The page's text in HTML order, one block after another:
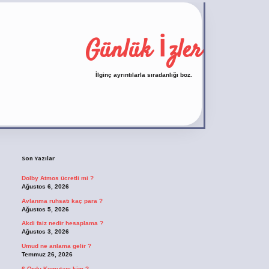
Günlük İzler
İlginç ayrıntılarla sıradanlığı boz.
Son Yazılar
Dolby Atmos ücretli mi ?
Ağustos 6, 2026
Avlanma ruhsatı kaç para ?
Ağustos 5, 2026
Akdi faiz nedir hesaplama ?
Ağustos 3, 2026
Umud ne anlama gelir ?
Temmuz 26, 2026
https://ilbet.casino/